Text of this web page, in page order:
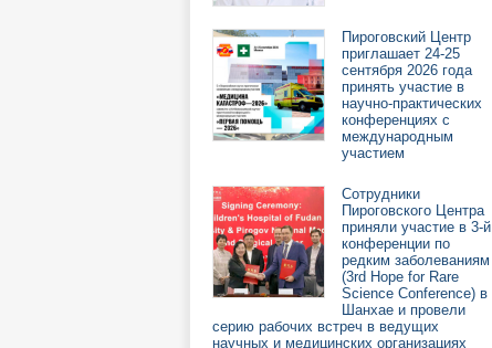
Пироговский Центр
приглашает 24-25
сентября 2026 года
принять участие в
научно-практических
конференциях с
международным
участием
Сотрудники
Пироговского Центра
приняли участие в 3-й
конференции по
редким заболеваниям
(3rd Hope for Rare
Science Conference) в
Шанхае и провели
серию рабочих встреч в ведущих
научных и медицинских организациях